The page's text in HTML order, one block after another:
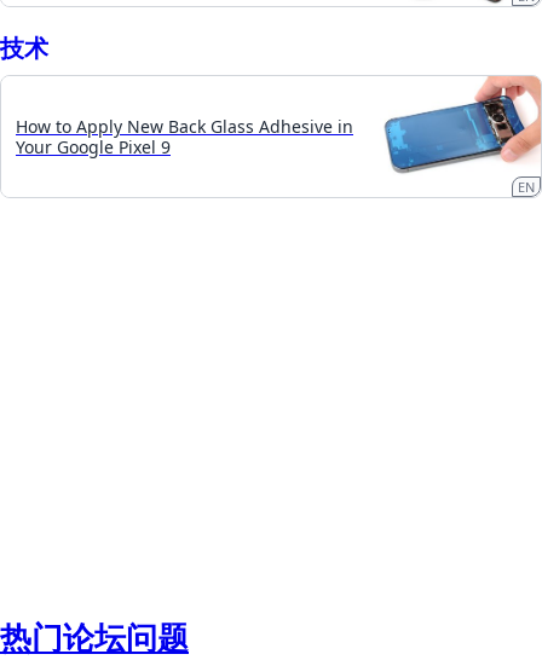
技术
How to Apply New Back Glass Adhesive in
Your Google Pixel 9
EN
热门论坛问题